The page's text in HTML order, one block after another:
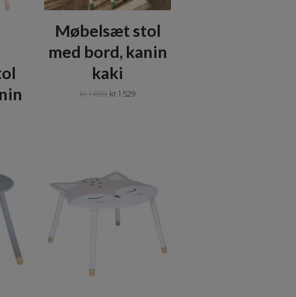
Møbelsæt stol
med bord, kanin
kaki
kr 1 699 kr 1 529